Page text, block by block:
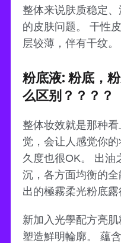
整体来说肤质稳定
的皮肤问题。 干性
层较薄，伴有干纹。
粉底液: 粉底，
么区别？？？？
整体妆效就是那种
觉，会让人感觉你
久度也很OK。 出油
沉，各方面均衡的
出的極霧柔光粉底露
新加入光學配方亮肌
塑造鮮明輪廓。 蘊